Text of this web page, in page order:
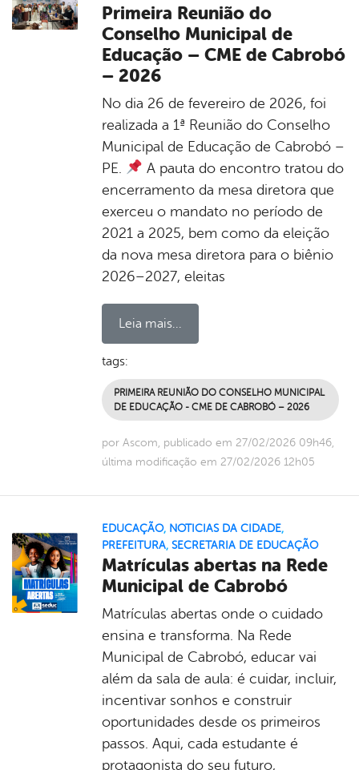
Primeira Reunião do
Conselho Municipal de
Educação – CME de Cabrobó
– 2026
No dia 26 de fevereiro de 2026, foi
realizada a 1ª Reunião do Conselho
Municipal de Educação de Cabrobó –
PE.
A pauta do encontro tratou do
encerramento da mesa diretora que
exerceu o mandato no período de
2021 a 2025, bem como da eleição
da nova mesa diretora para o biênio
2026–2027, eleitas
Leia mais...
tags:
PRIMEIRA REUNIÃO DO CONSELHO MUNICIPAL
DE EDUCAÇÃO - CME DE CABROBÓ – 2026
por Ascom, publicado em 27/02/2026 09h46,
última modificação em 27/02/2026 12h05
EDUCAÇÃO, NOTICIAS DA CIDADE,
PREFEITURA, SECRETARIA DE EDUCAÇÃO
Matrículas abertas na Rede
Municipal de Cabrobó
Matrículas abertas onde o cuidado
ensina e transforma. Na Rede
Municipal de Cabrobó, educar vai
além da sala de aula: é cuidar, incluir,
incentivar sonhos e construir
oportunidades desde os primeiros
passos. Aqui, cada estudante é
protagonista do seu futuro,